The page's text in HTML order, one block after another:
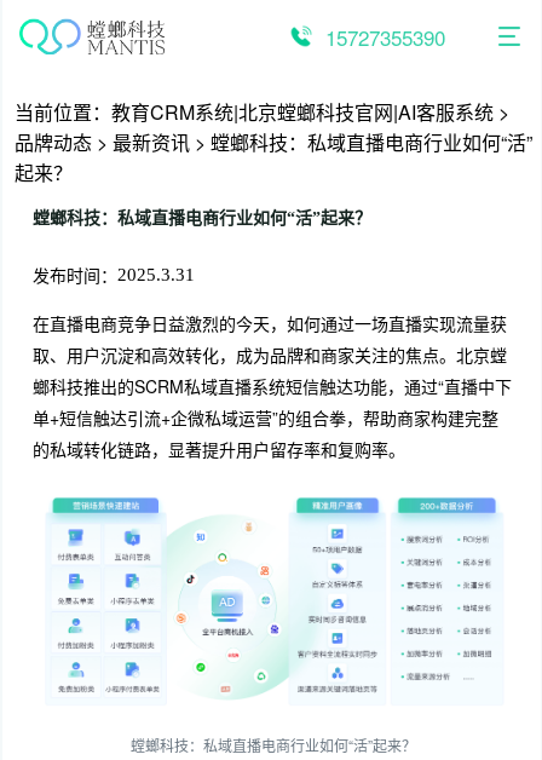
15727355390
当前位置： 教育CRM系统|北京螳螂科技官网|AI客服系统 >
品牌动态 > 最新资讯 > 螳螂科技：私域直播电商行业如何“活”
起来？
螳螂科技：私域直播电商行业如何“活”起来？
发布时间： 2025.3.31
在直播电商竞争日益激烈的今天，如何通过一场直播实现流量获
取、用户沉淀和高效转化，成为品牌和商家关注的焦点。北京螳
螂科技推出的SCRM私域直播系统短信触达功能，通过“直播中下
单+短信触达引流+企微私域运营”的组合拳，帮助商家构建完整
的私域转化链路，显著提升用户留存率和复购率。
螳螂科技：私域直播电商行业如何“活”起来？